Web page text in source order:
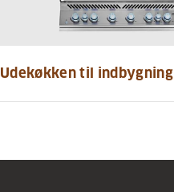
Udekøkken til indbygning